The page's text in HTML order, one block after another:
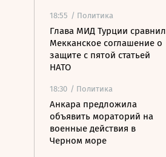
18:55 / Политика
Глава МИД Турции сравнил
Мекканское соглашение о
защите с пятой статьей
НАТО
18:30 / Политика
Анкара предложила
объявить мораторий на
военные действия в
Черном море